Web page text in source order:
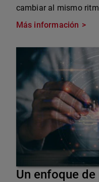
cambiar al mismo
Más información
Un enfoque